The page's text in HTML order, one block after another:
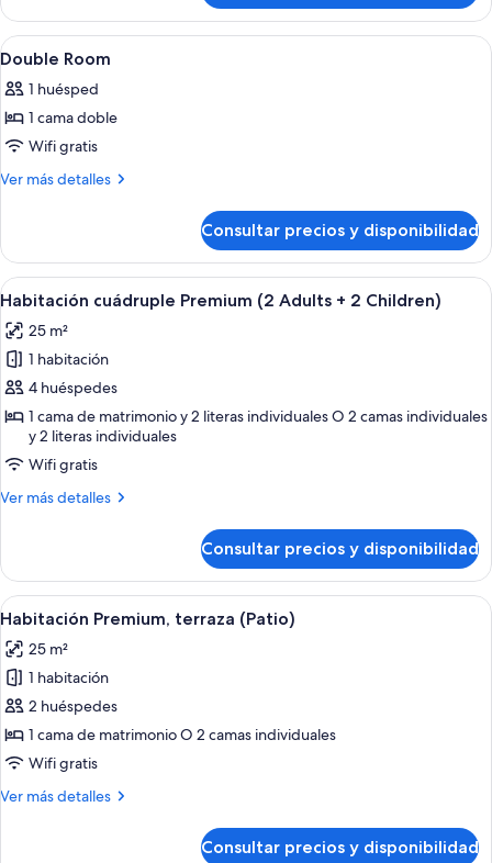
triple
(3
Adults)
Abrir
todas
las
fotos
de
Double
Baño | Artículos de higiene personal
1
Double Room
1 huésped
1 cama doble
Wifi gratis
Ver más detalles
Más
Room
Consultar precios y disponibilidad
Abrir
todas
las
fotos
de
Habitación
cuádruple
Premium
(2
2
Children)
Una habitación de hotel con una
4
Habitación cuádruple Premium (2 Adults + 2 Children)
25 m²
1 habitación
4 huéspedes
1 cama de matrimonio y 2 literas individuales O 2 camas individuales
y 2 literas individuales
Wifi gratis
Ver más detalles
Más
cuádruple
Premium
(2
+
2
Children)
Consultar precios y disponibilidad
Abrir
todas
las
fotos
de
Habitación
Premium,
(Patio)
Habitación de hotel con dos camas,
6
Habitación Premium, terraza (Patio)
25 m²
1 habitación
2 huéspedes
1 cama de matrimonio O 2 camas individuales
Wifi gratis
Ver más detalles
Más
Consultar precios y disponibilidad